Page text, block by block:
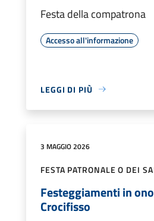
Festa della compatrona
Accesso all'informazione
LEGGI DI PIÙ
3 MAGGIO 2026
FESTA PATRONALE O DEI
Festeggiamenti in
Crocifisso